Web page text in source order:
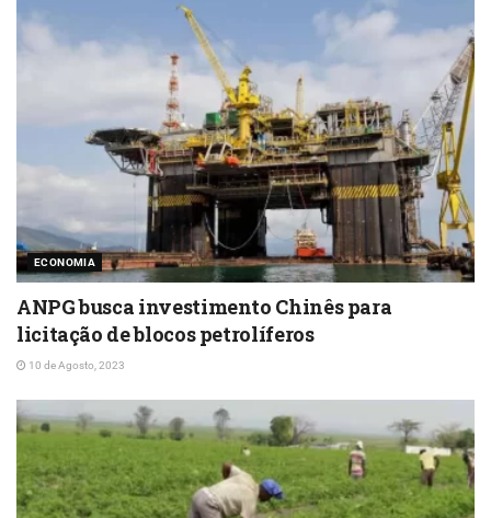
ECONOMIA
ANPG busca investimento Chinês para
licitação de blocos petrolíferos
10 de Agosto, 2023